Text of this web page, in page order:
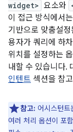
widget> 요소와
이 접근 방식에서
기반으로 맞춤설
용자가 쿼리에 하
위치를 설정하는
내할 수 있습니다.
인텐트 섹션을 참
참고: 어시스턴
여러 처리 옵션이 포